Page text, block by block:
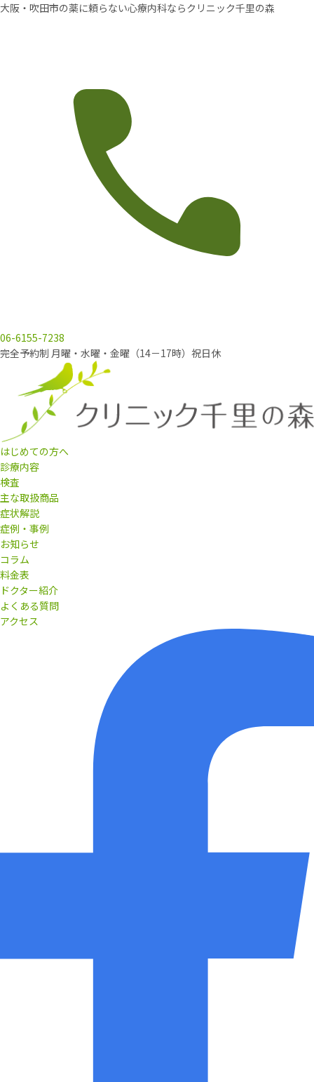
大阪・吹田市の薬に頼らない心療内科ならクリニック千里の森
06-6155-7238
完全予約制 月曜・水曜・金曜（14－17時）祝日休
はじめての方へ
診療内容
検査
主な取扱商品
症状解説
症例・事例
お知らせ
コラム
料金表
ドクター紹介
よくある質問
アクセス